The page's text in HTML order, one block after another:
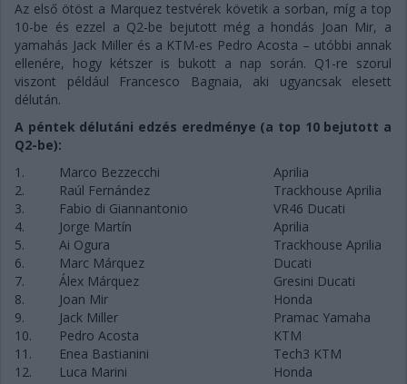
Az első ötöst a Marquez testvérek követik a sorban, míg a top
10-be és ezzel a Q2-be bejutott még a hondás Joan Mir, a
yamahás Jack Miller és a KTM-es Pedro Acosta – utóbbi annak
ellenére, hogy kétszer is bukott a nap során. Q1-re szorul
viszont például Francesco Bagnaia, aki ugyancsak elesett
délután.
A péntek délutáni edzés eredménye (a top 10 bejutott a
Q2-be):
1.
Marco Bezzecchi
Aprilia
2.
Raúl Fernández
Trackhouse Aprilia
3.
Fabio di Giannantonio
VR46 Ducati
4.
Jorge Martín
Aprilia
5.
Ai Ogura
Trackhouse Aprilia
6.
Marc Márquez
Ducati
7.
Álex Márquez
Gresini Ducati
8.
Joan Mir
Honda
9.
Jack Miller
Pramac Yamaha
10.
Pedro Acosta
KTM
11.
Enea Bastianini
Tech3 KTM
12.
Luca Marini
Honda